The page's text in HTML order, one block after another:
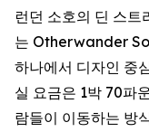
런던 소호의 딘 스
는 Otherwander
하나에서 디자인 중
실 요금은 1박 70파
람들이 이동하는 방